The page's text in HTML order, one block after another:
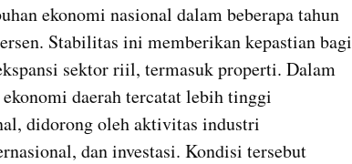
ekonomi nasional dalam beberapa tahun
Stabilitas ini memberikan kepastian bagi
sektor riil, termasuk properti. Dalam
daerah tercatat lebih tinggi
didorong oleh aktivitas industri
dan investasi. Kondisi tersebut